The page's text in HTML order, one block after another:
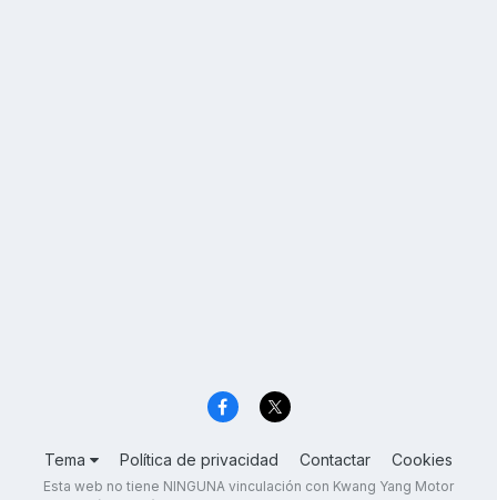
Tema Política de privacidad Contactar Cookies
Esta web no tiene NINGUNA vinculación con Kwang Yang Motor